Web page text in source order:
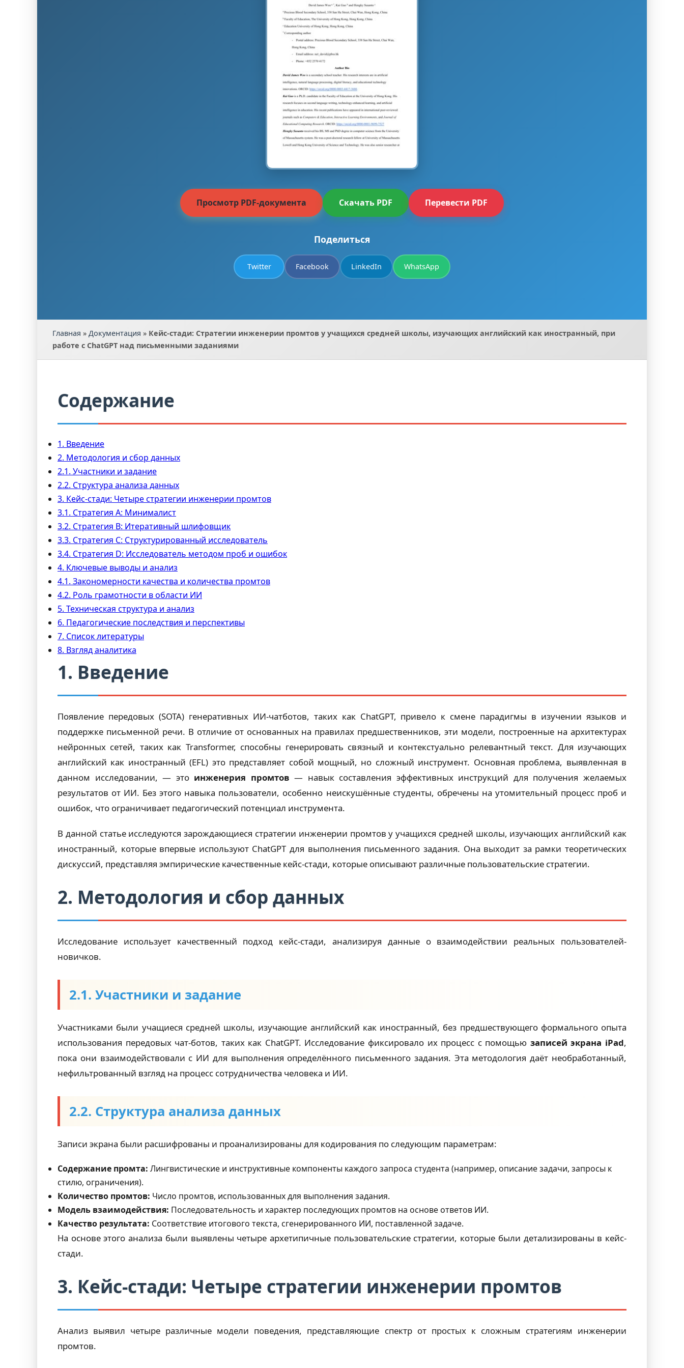
Просмотр PDF-документа Скачать PDF Перевести PDF
Поделиться
Twitter Facebook LinkedIn WhatsApp
Главная » Документация » Кейс-стади: Стратегии инженерии промтов у учащихся средней школы, изучающих английский как иностранный, при
работе с ChatGPT над письменными заданиями
Содержание
1. Введение
2. Методология и сбор данных
2.1. Участники и задание
2.2. Структура анализа данных
3. Кейс-стади: Четыре стратегии инженерии промтов
3.1. Стратегия A: Минималист
3.2. Стратегия B: Итеративный шлифовщик
3.3. Стратегия C: Структурированный исследователь
3.4. Стратегия D: Исследователь методом проб и ошибок
4. Ключевые выводы и анализ
4.1. Закономерности качества и количества промтов
4.2. Роль грамотности в области ИИ
5. Техническая структура и анализ
6. Педагогические последствия и перспективы
7. Список литературы
8. Взгляд аналитика
1. Введение
Появление передовых (SOTA) генеративных ИИ-чатботов, таких как ChatGPT, привело к смене парадигмы в изучении языков и
поддержке письменной речи. В отличие от основанных на правилах предшественников, эти модели, построенные на архитектурах
нейронных сетей, таких как Transformer, способны генерировать связный и контекстуально релевантный текст. Для изучающих
английский как иностранный (EFL) это представляет собой мощный, но сложный инструмент. Основная проблема, выявленная в
данном исследовании, — это инженерия промтов — навык составления эффективных инструкций для получения желаемых
результатов от ИИ. Без этого навыка пользователи, особенно неискушённые студенты, обречены на утомительный процесс проб и
ошибок, что ограничивает педагогический потенциал инструмента.
В данной статье исследуются зарождающиеся стратегии инженерии промтов у учащихся средней школы, изучающих английский как
иностранный, которые впервые используют ChatGPT для выполнения письменного задания. Она выходит за рамки теоретических
дискуссий, представляя эмпирические качественные кейс-стади, которые описывают различные пользовательские стратегии.
2. Методология и сбор данных
Исследование использует качественный подход кейс-стади, анализируя данные о взаимодействии реальных пользователей-
новичков.
2.1. Участники и задание
Участниками были учащиеся средней школы, изучающие английский как иностранный, без предшествующего формального опыта
использования передовых чат-ботов, таких как ChatGPT. Исследование фиксировало их процесс с помощью записей экрана iPad,
пока они взаимодействовали с ИИ для выполнения определённого письменного задания. Эта методология даёт необработанный,
нефильтрованный взгляд на процесс сотрудничества человека и ИИ.
2.2. Структура анализа данных
Записи экрана были расшифрованы и проанализированы для кодирования по следующим параметрам:
Содержание промта: Лингвистические и инструктивные компоненты каждого запроса студента (например, описание задачи, запросы к
стилю, ограничения).
Количество промтов: Число промтов, использованных для выполнения задания.
Модель взаимодействия: Последовательность и характер последующих промтов на основе ответов ИИ.
Качество результата: Соответствие итогового текста, сгенерированного ИИ, поставленной задаче.
На основе этого анализа были выявлены четыре архетипичные пользовательские стратегии, которые были детализированы в кейс-
стади.
3. Кейс-стади: Четыре стратегии инженерии промтов
Анализ выявил четыре различные модели поведения, представляющие спектр от простых к сложным стратегиям инженерии
промтов.